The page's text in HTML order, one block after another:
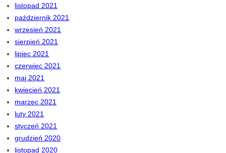
listopad 2021
październik 2021
wrzesień 2021
sierpień 2021
lipiec 2021
czerwiec 2021
maj 2021
kwiecień 2021
marzec 2021
luty 2021
styczeń 2021
grudzień 2020
listopad 2020